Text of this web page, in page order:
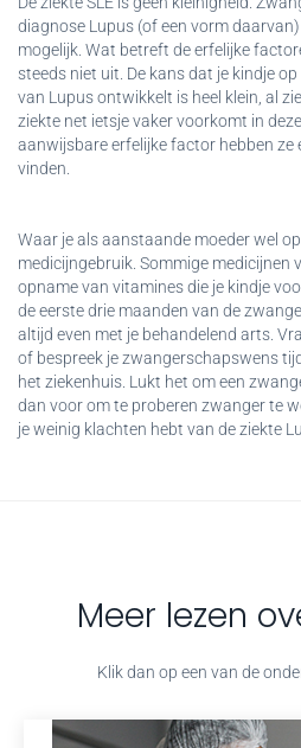
diagnose Lupus (of een vorm
mogelijk. Wat betreft de erfelijke
steeds niet uit. De kans dat je kindje
van Lupus ontwikkelt is heel klein, al
ziekte net ietsje vaker voorkomt in
aanwijsbare erfelijke factor hebben ze
vinden.
Waar je als aanstaande moeder wel
medicijngebruik. Sommige medicijnen
opname van vitamines die je kindje
de eerste drie maanden van de
altijd even met je behandelend arts.
of bespreek je zwangerschapswens
het ziekenhuis. Lukt het om een
dan voor om te proberen zwanger te
je weinig klachten hebt van de ziekte
Meer lezen
Klik dan op een van de